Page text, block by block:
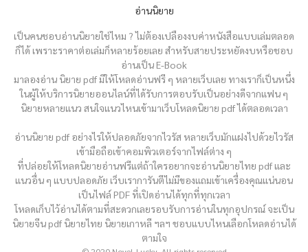
อ่านนิยาย
เป็นคนชอบอ่านนิยายใช่ไหม ? ไม่ต้องเปลืองงบค่าหนังสือแบบเล่มตลอด
ก็ได้ เพราะราคาต่อเล่มก็หลายร้อยเลย สำหรับสายประหยัดงบหรือชอบ
อ่านเป็น E-Book
มาลองอ่าน นิยาย pdf มีให้โหลดอ่านฟรี ๆ หลายเว็บเลย ทางเราก็เป็นหนึ่ง
ในผู้ให้บริการนิยายออนไลน์ที่ได้รับการตอบรับเป็นอย่างดีจากแฟน ๆ
นิยายหลายแนว สนใจแนวไหนเข้ามาเว็บโหลดนิยาย pdf ได้ตลอดเวลา
อ่านนิยาย pdf อย่างไรให้ปลอดภัยจากไวรัส หลายเว็บมักแฝงไปด้วยไวรัส
เข้ามือถือเข้าคอมพิวเตอร์จากไฟล์ต่าง ๆ
ที่ปล่อยให้โหลดนิยายอ่านฟรีแต่ถ้าใครอยากจะอ่านนิยายไทย pdf และ
แนวอื่น ๆ แบบปลอดภัย เว็บเราการันตีไม่มีของแถมเข้าเครื่องคุณแน่นอน
เป็นไฟล์ PDF ที่เปิดอ่านได้ทุกที่ทุกเวลา
โหลดเก็บไว้อ่านได้ตามที่สะดวกเลยรอบรับการอ่านในทุกอุปกรณ์ จะเป็น
นิยายจีน pdf นิยายไทย นิยายเกาหลี ฯลฯ ชอบแบบไหนเลือกโหลดอ่านได้
ตามใจ